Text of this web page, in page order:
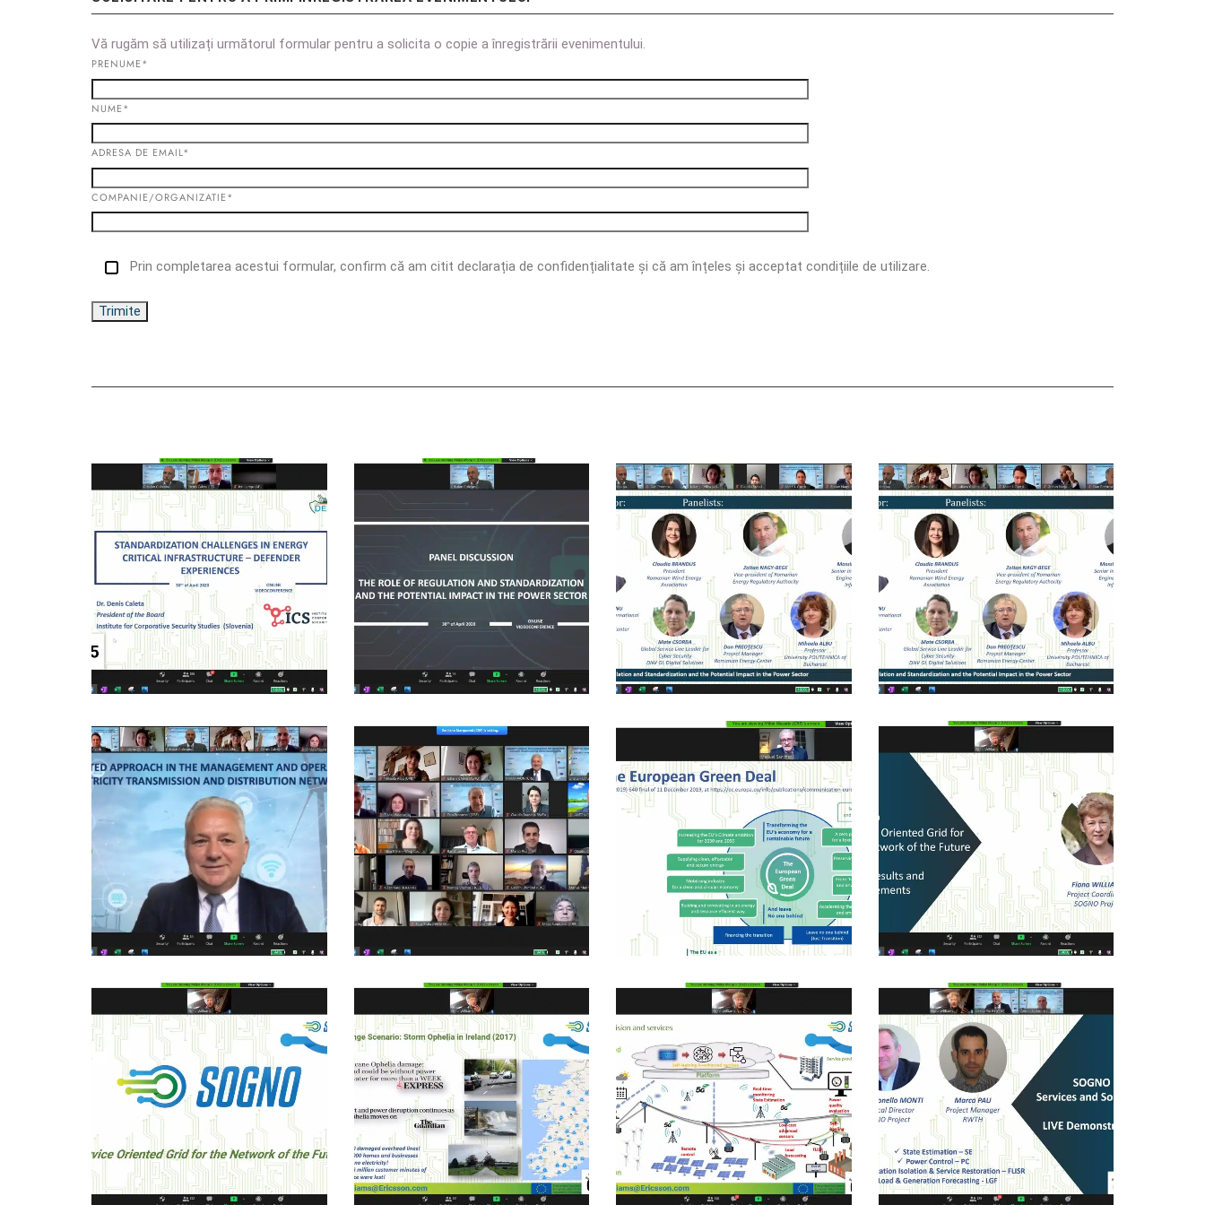
Vă rugăm să utilizați următorul formular pentru a solicita o copie a înregistrării evenimentului.
PRENUME*
NUME*
ADRESA DE EMAIL*
COMPANIE/ORGANIZATIE*
Prin completarea acestui formular, confirm că am citit declarația de confidențialitate și că am înțeles și acceptat condițiile de utilizare.